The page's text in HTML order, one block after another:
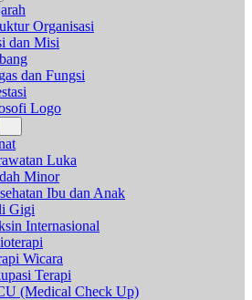
Organisasi
dan Misi
dan Fungsi
Logo
Luka
Minor
Ibu dan Anak
Gigi
Internasional
Wicara
Terapi
(Medical Check Up)